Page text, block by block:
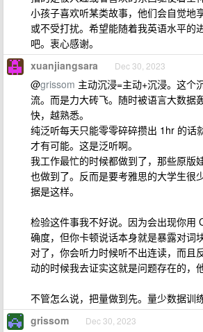
小孩子喜欢听某类故事，他们会自觉地
或不受打扰。希望能随着我英语水平的
吧。衷心感谢。
xuanjiangsara Dec 30, 2023
@grissom 主动沉浸=主动+沉浸。这个
流。而是力大砖飞。随时被语言大数据
快，越熟悉。
纯泛听每天只能零零碎碎攒出 1hr 的话
才有可能。这是泛听啊。
我工作最忙的时候都做到了，那些原版
也做到了。反而是要考雅思的大学生很
据是这样。
检验这件事我不好说。因为会出现你用
确度，但你卡顿说话本身就是暴露对词
对了，你会听力时候听不出连读，而且
动的时候我去证实这就是问题存在的，
不管怎么说，把量做到先。量少数据训
grissom Dec 30, 2023